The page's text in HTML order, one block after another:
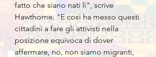
fatto che siano nati lì", scrive
Hawthorne. "E così ha messo questi
cittadini a fare gli attivisti nella
posizione equivoca di dover
affermare, no, non siamo migranti,